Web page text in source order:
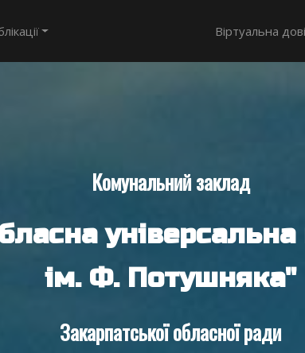
Віртуальна
Комунальний заклад
універсальна
ім. Ф. Потушняка"
Закарпатської обласної ради